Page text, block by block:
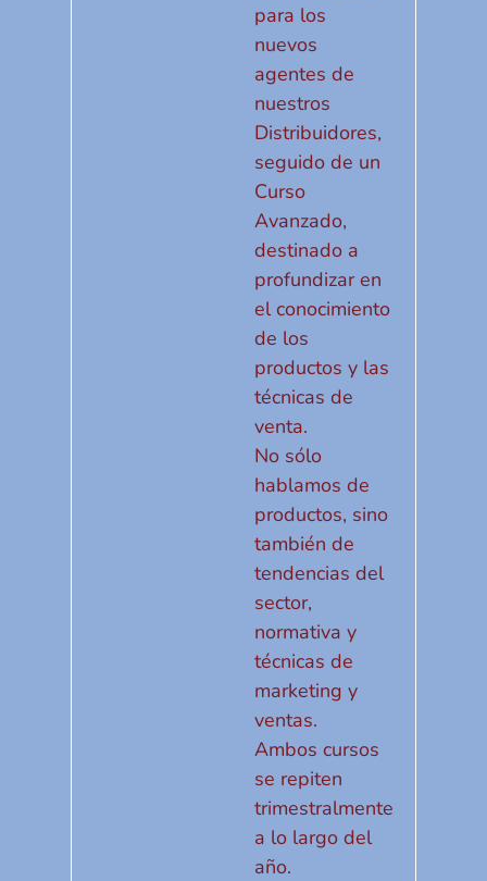
para los
nuevos
agentes de
nuestros
Distribuidores,
seguido de un
Curso
Avanzado,
destinado a
profundizar en
el conocimiento
de los
productos y las
técnicas de
venta.
No sólo
hablamos de
productos, sino
también de
tendencias del
sector,
normativa y
técnicas de
marketing y
ventas.
Ambos cursos
se repiten
trimestralmente
a lo largo del
año.